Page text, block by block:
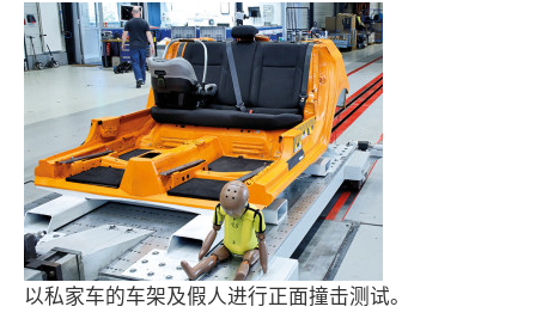
以私家车的车架及假人进行正面撞击测试。